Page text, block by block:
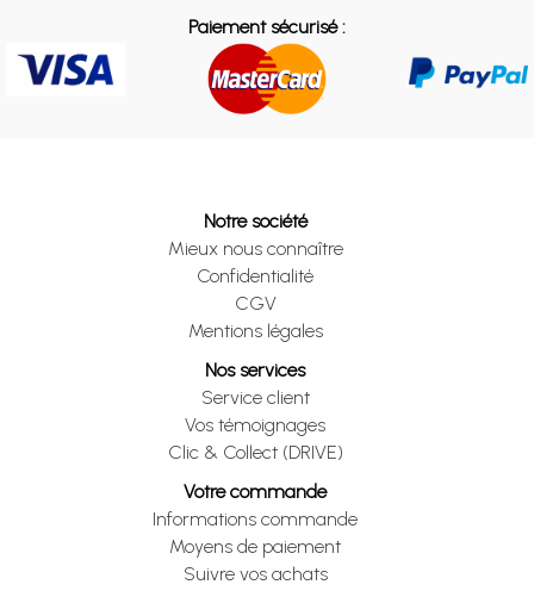
Paiement sécurisé :
Notre société
Mieux nous connaître
Confidentialité
CGV
Mentions légales
Nos services
Service client
Vos témoignages
Clic & Collect (DRIVE)
Votre commande
Informations commande
Moyens de paiement
Suivre vos achats